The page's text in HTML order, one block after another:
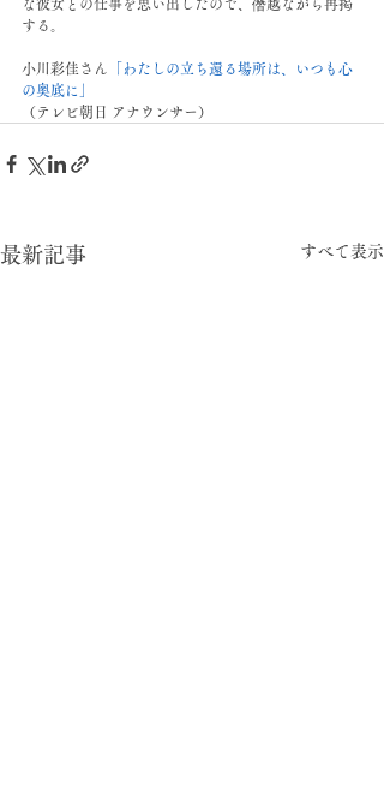
な彼女との仕事を思い出したので、僭越ながら再掲
する。
小川彩佳さん
「わたしの立ち還る場所は、いつも心
の奥底に」
（テレビ朝日 アナウンサー）
最新記事 すべて表示